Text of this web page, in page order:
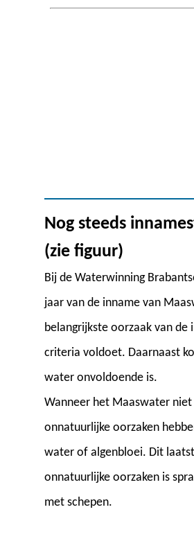
Nog steeds
(zie figuur)
Bij de Waterwinning
jaar van de inname van
belangrijkste oorzaak van
criteria voldoet. Daarnaast
water onvoldoende is.
Wanneer het Maaswater
onnatuurlijke oorzaken
water of algenbloei. Dit
onnatuurlijke oorzaken is
met schepen.